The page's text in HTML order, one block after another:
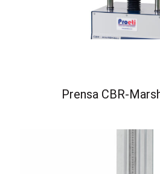
Prensa CBR-